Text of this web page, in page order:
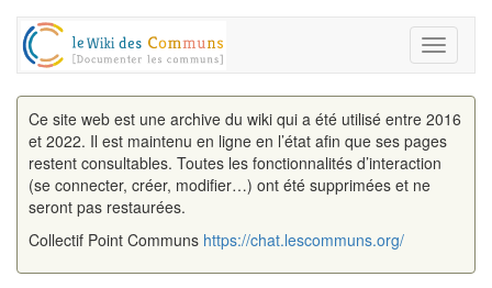
Toggle
Ce site web est une archive du wiki qui a été utilisé entre 2016
et 2022. Il est maintenu en ligne en l’état afin que ses pages
restent consultables. Toutes les fonctionnalités d’interaction
(se connecter, créer, modifier…) ont été supprimées et ne
seront pas restaurées.
Collectif Point Communs https://chat.lescommuns.org/